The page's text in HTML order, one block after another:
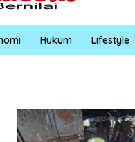
Hukum Lifestyle